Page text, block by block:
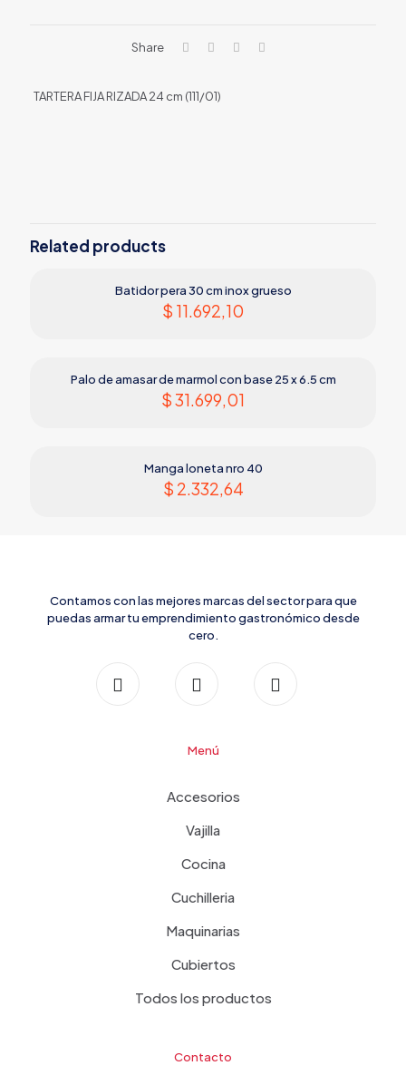
Share
TARTERA FIJA RIZADA 24 cm (111/01)
Related products
Batidor pera 30 cm inox grueso
$ 11.692,10
Palo de amasar de marmol con base 25 x 6.5 cm
$31.699,01
Manga loneta nro 40
$ 2.332,64
Contamos con las mejores marcas del sector para que
puedas armar tu emprendimiento gastronómico desde
cero.
Menú
Accesorios
Vajilla
Cocina
Cuchilleria
Maquinarias
Cubiertos
Todos los productos
Contacto